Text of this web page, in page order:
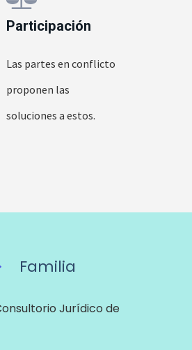
Participación
Las partes en conflicto
proponen las
soluciones a estos.
Familia
Jurídico de